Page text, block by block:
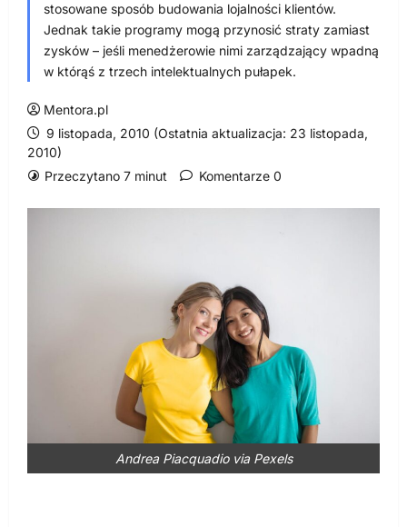
stosowane sposób budowania lojalności klientów.
Jednak takie programy mogą przynosić straty zamiast
zysków – jeśli menedżerowie nimi zarządzający wpadną
w którąś z trzech intelektualnych pułapek.
Mentora.pl
9 listopada, 2010 (Ostatnia aktualizacja: 23 listopada,
2010)
Przeczytano 7 minut
Komentarze 0
Andrea Piacquadio via Pexels